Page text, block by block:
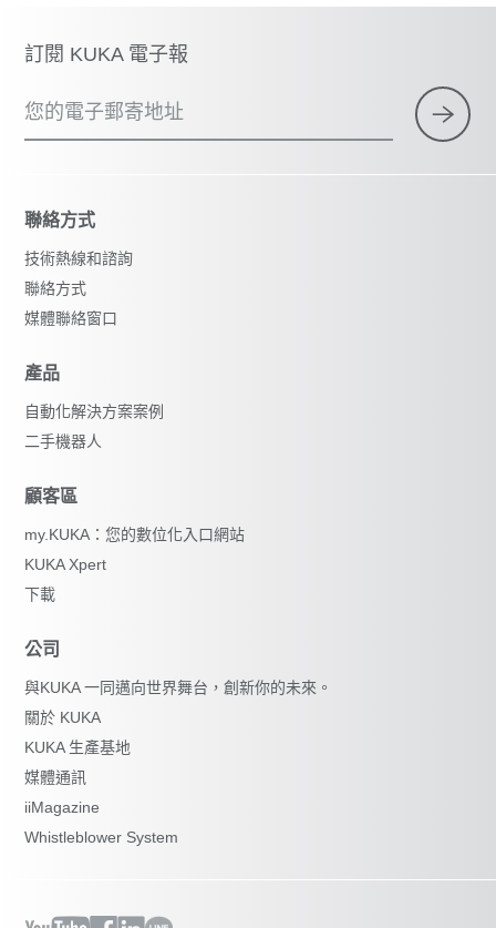
訂閱 KUKA 電子報
您的電子郵寄地址
聯絡方式
技術熱線和諮詢
聯絡方式
媒體聯絡窗口
產品
自動化解決方案案例
二手機器人
顧客區
my.KUKA：您的數位化入口網站
KUKA Xpert
下載
公司
與KUKA 一同邁向世界舞台，創新你的未來。
關於 KUKA
KUKA 生產基地
媒體通訊
iiMagazine
Whistleblower System